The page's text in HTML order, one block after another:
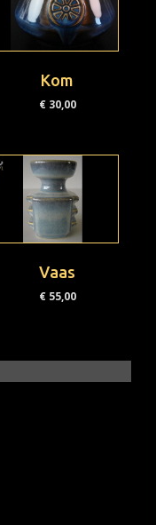
Kom
€30,00
Vaas
€55,00